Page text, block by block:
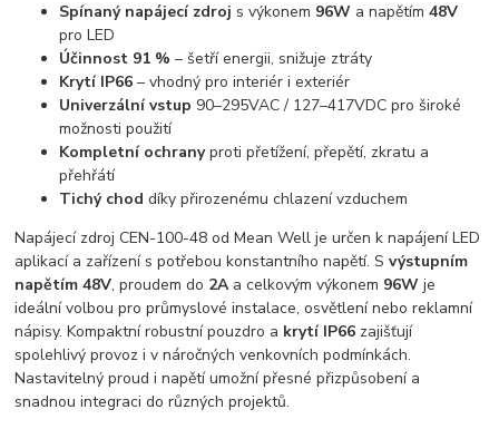
Spínaný napájecí zdroj s výkonem 96W a napětím48V
pro LED
Účinnost 91 % – šetří energii, snižuje ztráty
Krytí IP66 – vhodný pro interiér i exteriér
Univerzální vstup 90–295VAC / 127–417VDC pro široké
možnosti použití
Kompletní ochranyproti přetížení, přepětí, zkratu a
přehřátí
Tichý chod díky přirozenému chlazení vzduchem
Napájecí zdroj CEN-100-48 od Mean Well je určen k napájení LED
aplikací a zařízení s potřebou konstantního napětí. Svýstupním
napětím 48V, proudem do 2Aa celkovým výkonem 96W je
ideální volbou pro průmyslové instalace, osvětlení nebo reklamní
nápisy. Kompaktní robustní pouzdro a krytí IP66 zajišťují
spolehlivý provoz i v náročných venkovních podmínkách.
Nastavitelný proud i napětí umožní přesné přizpůsobení a
snadnou integraci do různých projektů.